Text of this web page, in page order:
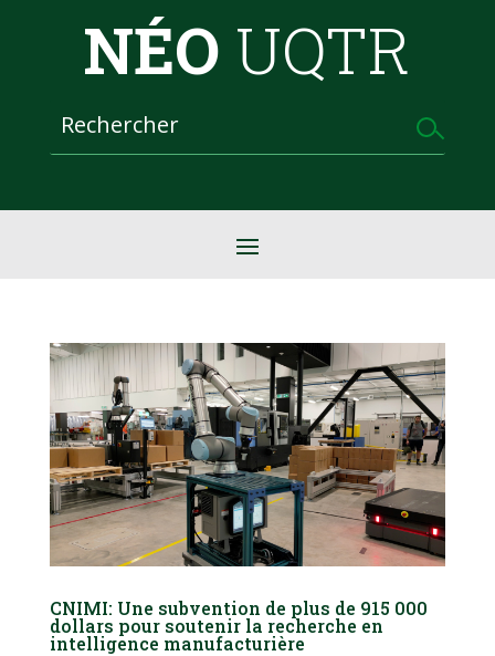
NÉO UQTR
CNIMI: Une subvention de plus de 915 000
dollars pour soutenir la recherche en
intelligence manufacturière